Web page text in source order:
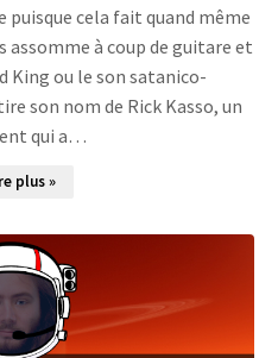
cela fait quand même
assomme à coup de guitare et
King ou le son satanico-
son nom de Rick Kasso, un
qui a…
plus »